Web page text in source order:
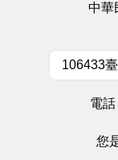
中華
106433
電話
您